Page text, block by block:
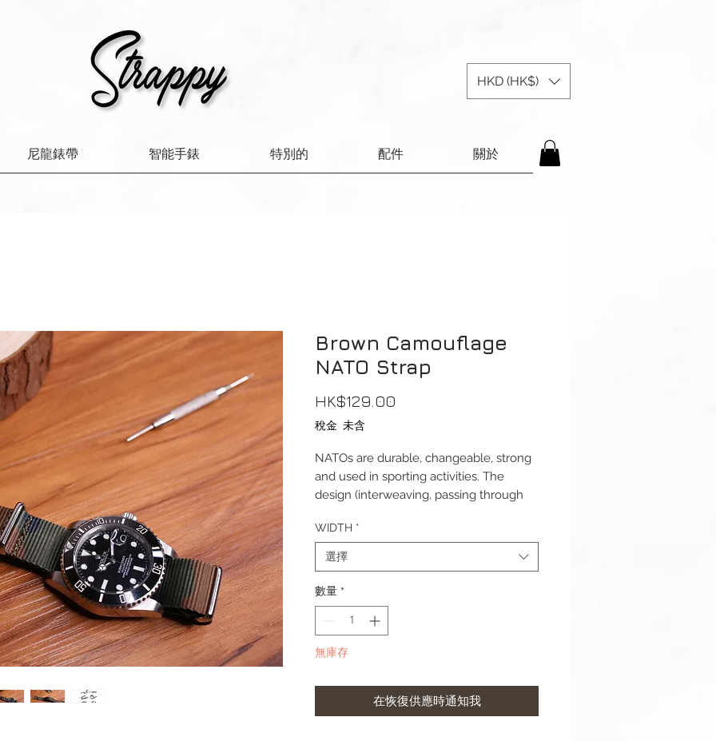
HKD (HK$)
尼龍錶帶 智能手錶 特別的 配件 關於
Brown Camouflage
NATO Strap
HK$129.00
稅金 未含
NATOs are durable, changeable, strong
and used in sporting activities. The
design (interweaving, passing through
yet durable nylon for a comfortable fit.
Width: 20mm
Length(s): 270mm
Thickness: 1mm
Material: Nylon
**Product may differ slightly to image**
WIDTH *
選擇
數量 *
無庫存
在恢復供應時通知我